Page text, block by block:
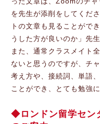
を先生が添削をしてくだ
トの文章も見ることがで
うした方が良いのか」先
また、通常クラスメイト
ないと思うのですが、チ
考え方や、接続詞、単語
ことができ、とても勉強
ロンドン留学セ